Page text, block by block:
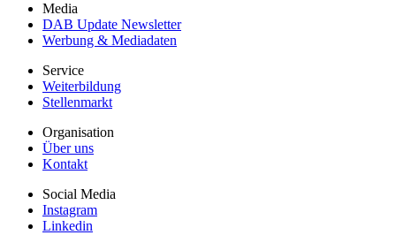
Media
DAB Update Newsletter
Werbung & Mediadaten
Service
Weiterbildung
Stellenmarkt
Organisation
Über uns
Kontakt
Social Media
Instagram
Linkedin